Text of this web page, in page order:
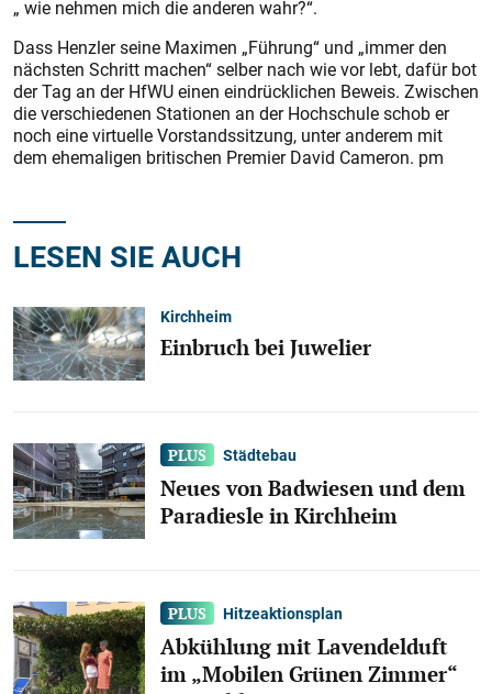
„ wie nehmen mich die anderen wahr?“.
Dass Henzler seine Maximen „Führung“ und „immer den
nächsten Schritt machen“ selber nach wie vor lebt, dafür bot
der Tag an der HfWU einen eindrücklichen Beweis. Zwischen
die verschiedenen Stationen an der Hochschule schob er
noch eine virtuelle Vorstandssitzung, unter anderem mit
dem ehemaligen britischen Premier David Cameron. pm
LESEN SIE AUCH
Kirchheim
Einbruch bei Juwelier
Städtebau
Neues von Badwiesen und dem
Paradiesle in Kirchheim
Hitzeaktionsplan
Abkühlung mit Lavendelduft
im „Mobilen Grünen Zimmer“